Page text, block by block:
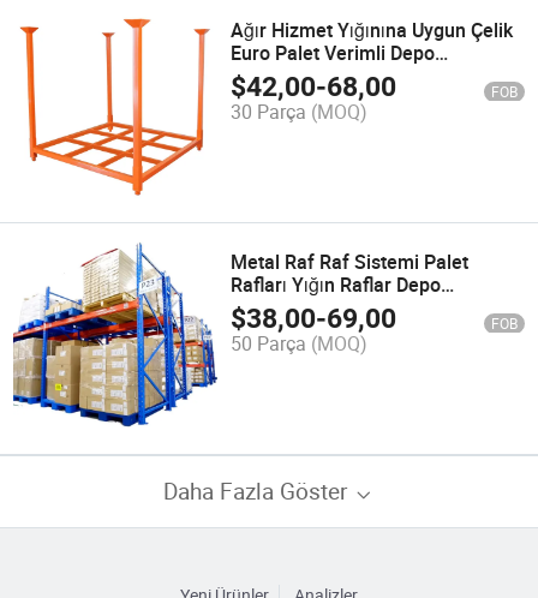
Ağır Hizmet Yığınına Uygun Çelik
Euro Palet Verimli Depo
Depolama için
$42,00-68,00 FOB
30 Parça (MOQ)
Metal Raf Raf Sistemi Palet
Rafları Yığın Raflar Depo
Ekipmanları ve Raflar
$38,00-69,00 FOB
50 Parça (MOQ)
Daha Fazla Göster